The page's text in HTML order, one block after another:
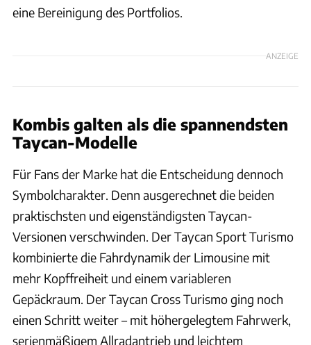
eine Bereinigung des Portfolios.
ANZEIGE
Kombis galten als die spannendsten
Taycan-Modelle
Für Fans der Marke hat die Entscheidung dennoch
Symbolcharakter. Denn ausgerechnet die beiden
praktischsten und eigenständigsten Taycan-
Versionen verschwinden. Der Taycan Sport Turismo
kombinierte die Fahrdynamik der Limousine mit
mehr Kopffreiheit und einem variableren
Gepäckraum. Der Taycan Cross Turismo ging noch
einen Schritt weiter – mit höhergelegtem Fahrwerk,
serienmäßigem Allradantrieb und leichtem